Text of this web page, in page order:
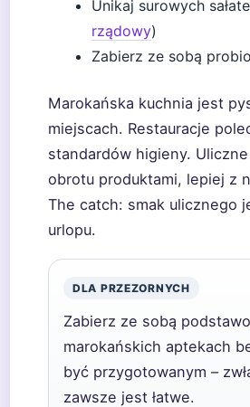
Unikaj surowych
rządowy)
Zabierz ze sobą
Marokańska kuchnia jest
miejscach. Restauracje
standardów higieny.
obrotu produktami, lepiej z
The catch: smak ulicznego
urlopu.
DLA PRZEZORNYCH
Zabierz ze sobą
marokańskich aptekach
być przygotowanym –
zawsze jest łatwe.